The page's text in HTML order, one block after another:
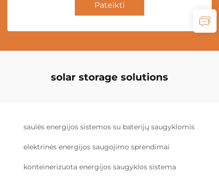
Pateikti
solar storage solutions
saulės energijos sistemos su baterijų saugyklomis
elektrinės energijos saugojimo sprendimai
konteinerizuota energijos saugyklos sistema